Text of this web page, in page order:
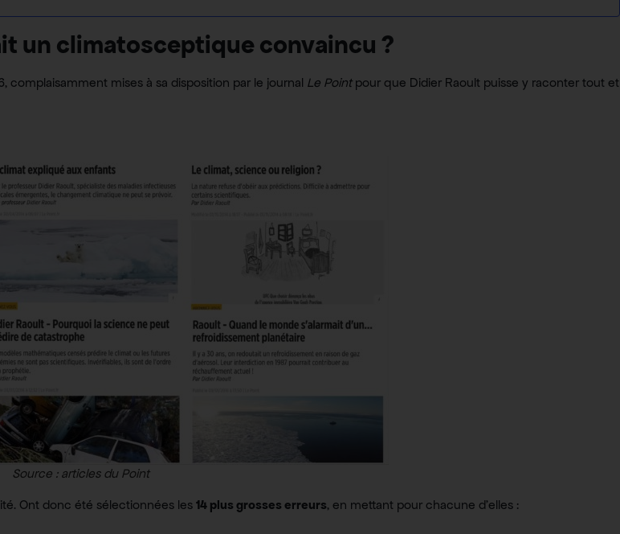
un climatosceptique convaincu ?
complaisamment mises à sa disposition par le journal Le Pointpour que Didier Raoult puisse y raconter tout et
Source : articles du Point
Ont donc été sélectionnées les 14 plus grosses erreurs, en mettant pour chacune d’elles :